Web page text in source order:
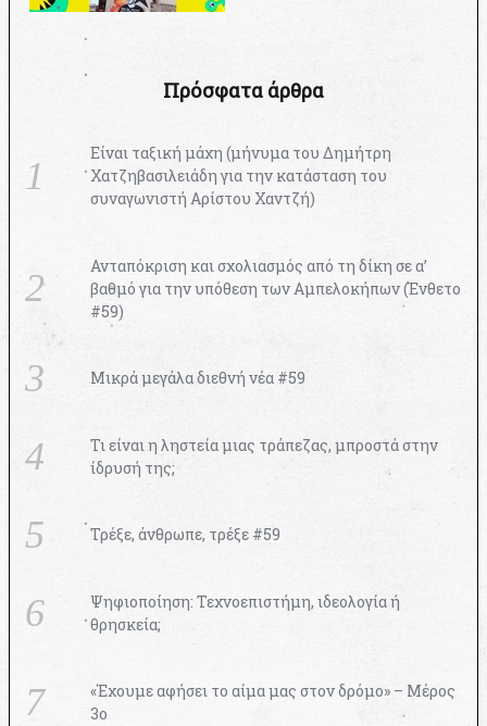
Πρόσφατα άρθρα
Είναι ταξική μάχη (μήνυμα του Δημήτρη
Χατζηβασιλειάδη για την κατάσταση του
συναγωνιστή Αρίστου Χαντζή)
Ανταπόκριση και σχολιασμός από τη δίκη σε α’
βαθμό για την υπόθεση των Αμπελοκήπων (Ένθετο
#59)
Μικρά μεγάλα διεθνή νέα #59
Τι είναι η ληστεία μιας τράπεζας, μπροστά στην
ίδρυσή της;
Τρέξε, άνθρωπε, τρέξε #59
Ψηφιοποίηση: Τεχνοεπιστήμη, ιδεολογία ή
θρησκεία;
«Έχουμε αφήσει το αίμα μας στον δρόμο» – Μέρος
3ο